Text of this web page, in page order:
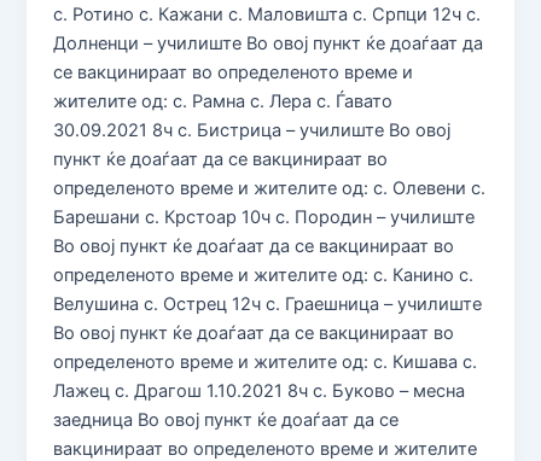
с. Ротино с. Кажани с. Маловишта с. Српци 12ч с.
Долненци – училиште Во овој пункт ќе доаѓаат да
се вакцинираат во определеното време и
жителите од: с. Рамна с. Лера с. Ѓавато
30.09.2021 8ч с. Бистрица – училиште Во овој
пункт ќе доаѓаат да се вакцинираат во
определеното време и жителите од: с. Олевени с.
Барешани с. Крстоар 10ч с. Породин – училиште
Во овој пункт ќе доаѓаат да се вакцинираат во
определеното време и жителите од: с. Канино с.
Велушина с. Острец 12ч с. Граешница – училиште
Во овој пункт ќе доаѓаат да се вакцинираат во
определеното време и жителите од: с. Кишава с.
Лажец с. Драгош 1.10.2021 8ч с. Буково – месна
заедница Во овој пункт ќе доаѓаат да се
вакцинираат во определеното време и жителите